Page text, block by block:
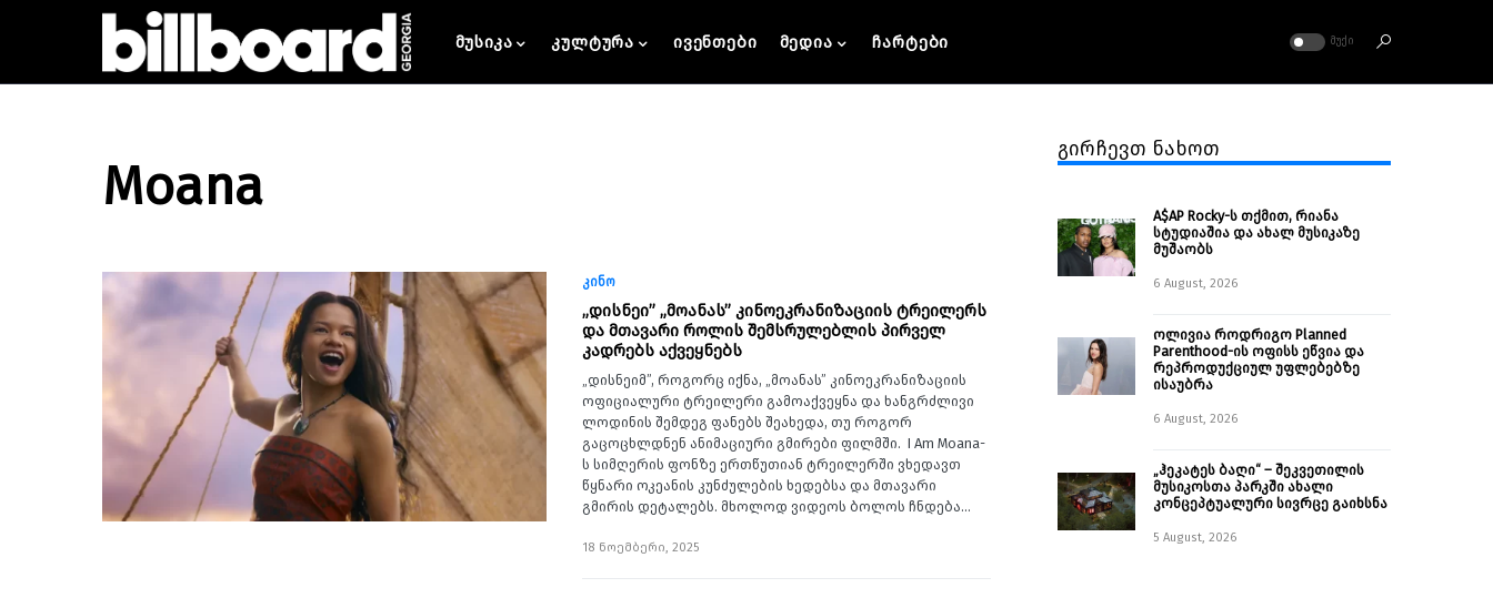
მუსიკა კულტურა ივენთები მედია ჩარტები ᲛᲣᲥᲘ
Moana
კინო
„დისნეი” „მოანას” კინოეკრანიზაციის ტრეილერს
და მთავარი როლის შემსრულებლის პირველ
კადრებს აქვეყნებს
„დისნეიმ”, როგორც იქნა, „მოანას” კინოეკრანიზაციის
ოფიციალური ტრეილერი გამოაქვეყნა და ხანგრძლივი
ლოდინის შემდეგ ფანებს შეახედა, თუ როგორ
გაცოცხლდნენ ანიმაციური გმირები ფილმში. I Am Moana-
ს სიმღერის ფონზე ერთწუთიან ტრეილერში ვხედავთ
წყნარი ოკეანის კუნძულების ხედებსა და მთავარი
გმირის დეტალებს. მხოლოდ ვიდეოს ბოლოს ჩნდება…
18 ნოემბერი, 2025
გირჩევთ ნახოთ
A$AP Rocky-ს თქმით, რიანა
სტუდიაშია და ახალ მუსიკაზე
მუშაობს
6 August, 2026
ოლივია როდრიგო Planned
Parenthood-ის ოფისს ეწვია და
რეპროდუქციულ უფლებებზე
ისაუბრა
6 August, 2026
„ჰეკატეს ბაღი“ – შეკვეთილის
მუსიკოსთა პარკში ახალი
კონცეპტუალური სივრცე გაიხსნა ￼
5 August, 2026